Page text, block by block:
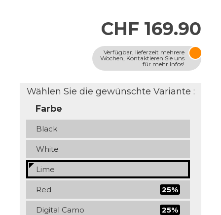
CHF 169.90
Verfügbar, lieferzeit mehrere
Wochen, Kontaktieren Sie uns
für mehr Infos!
Wählen Sie die gewünschte Variante :
Farbe
Black
White
Lime
Red 25%
Digital Camo 25%